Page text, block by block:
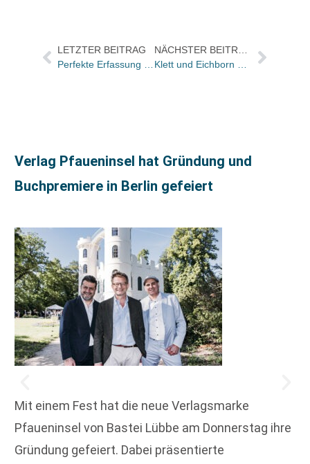
LETZTER BEITRAG
Verlag Pfaueninsel hat Gründung und
Buchpremiere in Berlin gefeiert
Mit einem Fest hat die neue Verlagsmarke
Pfaueninsel von Bastei Lübbe am Donnerstag ihre
Gründung gefeiert. Dabei präsentierte